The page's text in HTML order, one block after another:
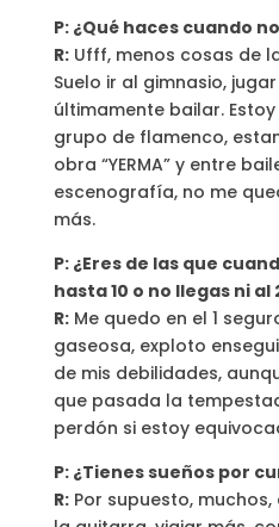
P: ¿Qué haces cuando
R:Ufff, menos cosas de
Suelo ir al gimnasio,
últimamente bailar.
grupo de flamenco,
obra “YERMA” y entre
escenografía, no me
más.
P: ¿Eres de las que
hasta 10 o no llegas ni al
R:Me quedo en el 1
gaseosa, exploto
de mis debilidades,
que pasada la
perdón si estoy
P: ¿Tienes sueños por
R:Por supuesto,